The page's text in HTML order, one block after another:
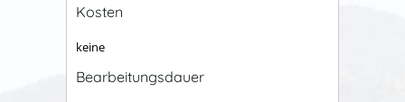
Kosten
keine
Bearbeitungsdauer